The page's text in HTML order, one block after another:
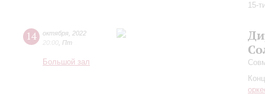
15-
14 октября 2022
20:00 Пт
Большой зал